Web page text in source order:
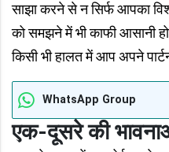
साझा करने से न सिर्फ आपका
को समझने में भी काफी आसानी
किसी भी हालत में आप अपने
WhatsApp Group
एक-दूसरे की